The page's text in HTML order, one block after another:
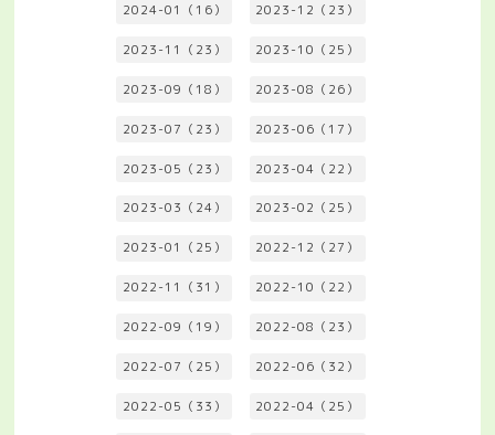
2024-01（16） 2023-12（23）
2023-11（23） 2023-10（25）
2023-09（18） 2023-08（26）
2023-07（23） 2023-06（17）
2023-05（23） 2023-04（22）
2023-03（24） 2023-02（25）
2023-01（25） 2022-12（27）
2022-11（31） 2022-10（22）
2022-09（19） 2022-08（23）
2022-07（25） 2022-06（32）
2022-05（33） 2022-04（25）